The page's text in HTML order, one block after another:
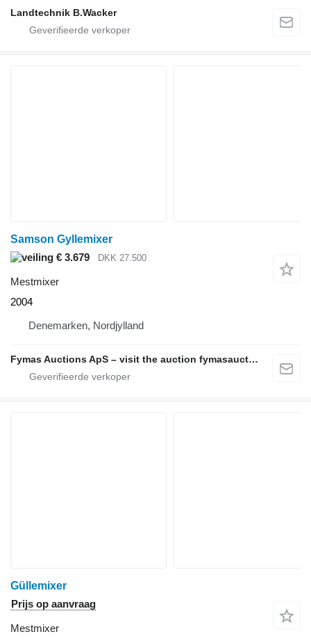
Landtechnik B.Wacker
Samson Gyllemixer
€ 3.679
DKK 27.500
Mestmixer
2004
Denemarken, Nordjylland
Fymas Auctions ApS – visit the auction fymasauctions.dk
Güllemixer
Prijs op aanvraag
Mestmixer